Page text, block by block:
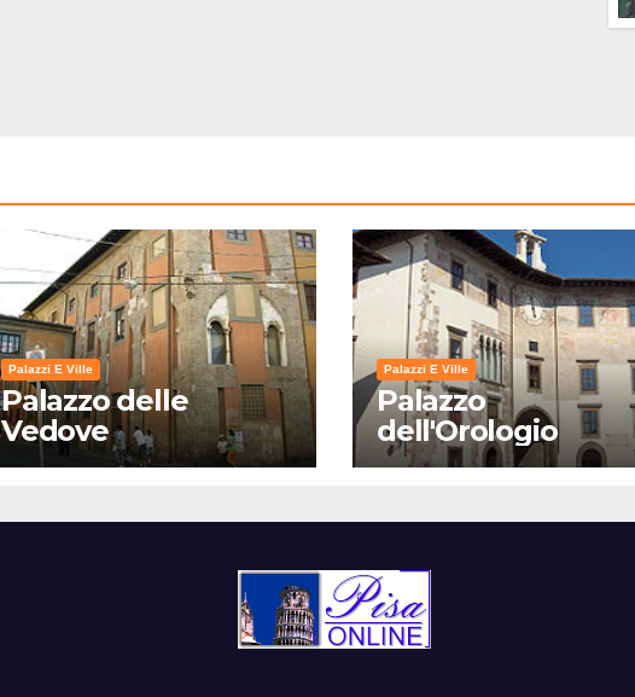
Palazzi E Ville
Palazzo delle
Vedove
Palazzi E Ville
Palazzo
dell'Orologio